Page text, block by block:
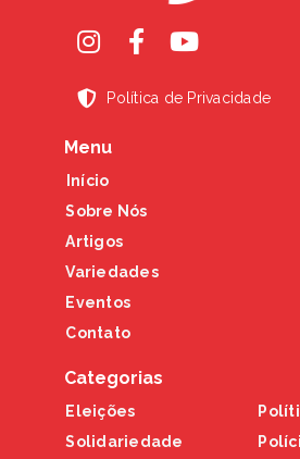
Política de Privacidade
Menu
Início
Sobre Nós
Artigos
Variedades
Eventos
Contato
Categorias
Eleições
Solidariedade